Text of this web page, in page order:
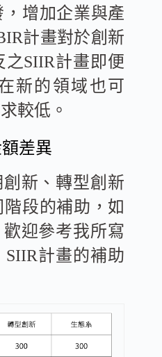
增加企業與產
計畫對於創新
SIIR計畫即便
新的領域也可
較低。
差異
新、轉型創新
段的補助，如
迎參考我所寫
SIIR計畫的補助